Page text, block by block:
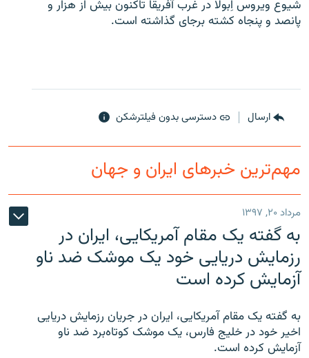
زبان‌های دیگر
شیوع ویروس اِبولا در غرب آفریقا تاکنون بیش از هزار و
پانصد و پنجاه کشته برجای گذاشته است.
ارسال دسترسی بدون فیلترشکن
مهم‌ترین خبرهای ایران و جهان
مرداد ۲۰, ۱۳۹۷
به گفته یک مقام آمریکایی، ایران در
رزمایش دریایی خود یک موشک ضد ناو
آزمایش کرده است
به گفته یک مقام آمریکایی، ایران در جریان رزمایش دریایی
اخیر خود در خلیج فارس، یک موشک کوتاه‌برد ضد ناو
آزمایش کرده است.